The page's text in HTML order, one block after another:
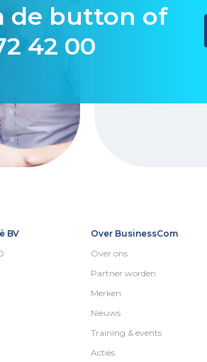
de button of
42 00
BV
Over BusinessCom
Over ons
Partner worden
Merken
Nieuws
Training & events
Acties